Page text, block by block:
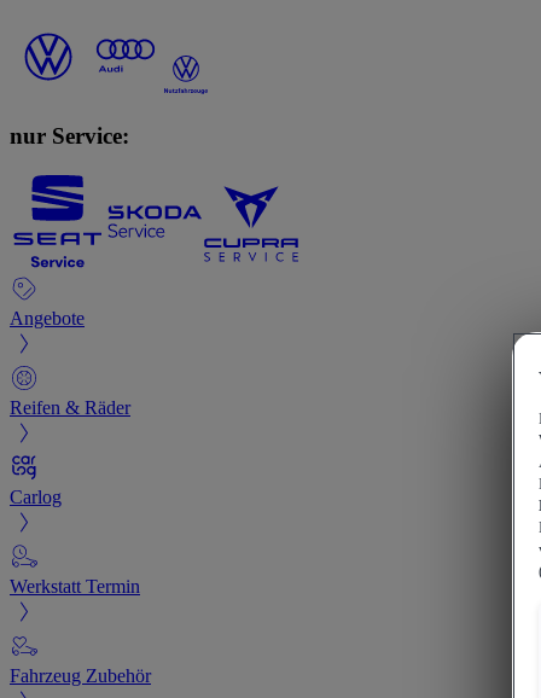
nur Service:
Angebote
Reifen & Räder
Carlog
Werkstatt Termin
Fahrzeug Zubehör